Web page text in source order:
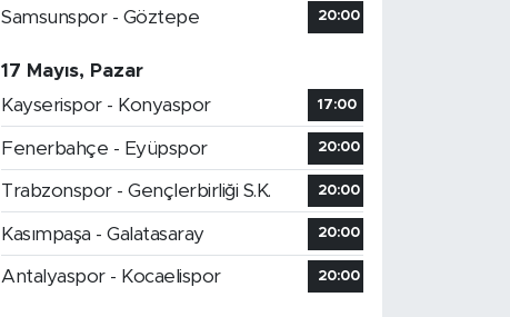
Samsunspor - Göztepe 20:00
17 Mayıs, Pazar
Kayserispor - Konyaspor
17:00
Fenerbahçe - Eyüpspor 20:00
Trabzonspor - Gençlerbirliği S.K. 20:00
Kasımpaşa - Galatasaray 20:00
Antalyaspor - Kocaelispor 20:00